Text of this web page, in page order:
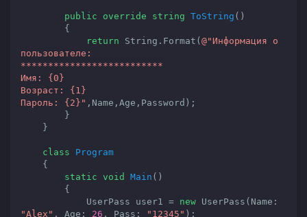
public override string ToString ( )
{
return String.Format( @"Информация о
пользователе:
**************************
Имя: {0}
Возраст: {1}
Пароль: {2}" ,Name,Age,Password);
class
Program
static void Main ( )
{
            UserPass user1 =
new
"Alex" , Age: 26 , Pass: "12345" );